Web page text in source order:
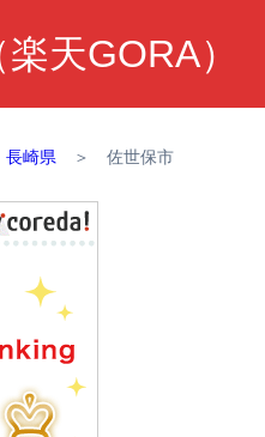
天GORA）
長崎県 ＞ 佐世保市